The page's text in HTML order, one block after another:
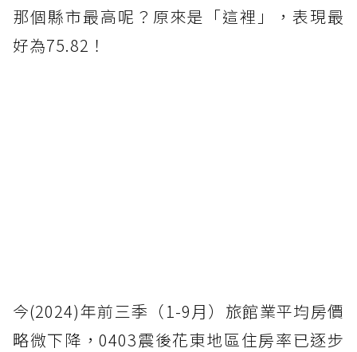
那個縣市最高呢？原來是「這裡」，表現最
好為75.82！
今(2024)年前三季（1-9月）旅館業平均房價
略微下降，0403震後花東地區住房率已逐步